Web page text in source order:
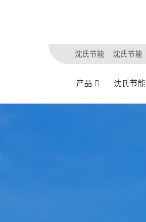
沈氏节能 沈氏节能
产品 沈氏节能